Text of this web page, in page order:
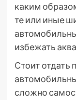
каким
те или иные
избежать
Стоит отдать
сложно